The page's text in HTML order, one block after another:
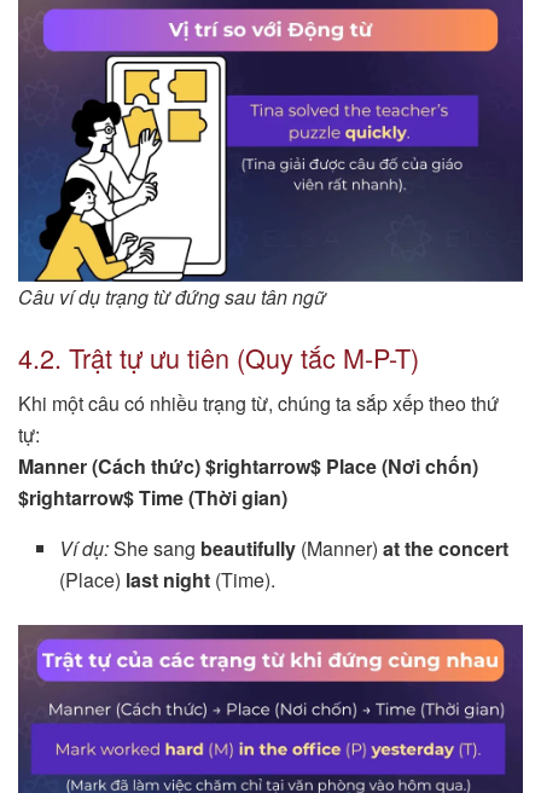
Câu ví dụ trạng từ đứng sau tân ngữ
4.2. Trật tự ưu tiên (Quy tắc M-P-T)
Khi một câu có nhiều trạng từ, chúng ta sắp xếp theo thứ
tự:
Manner (Cách thức) $rightarrow$ Place (Nơi chốn)
$rightarrow$ Time (Thời gian)
Ví dụ:She sang beautifully (Manner)at the concert
(Place) last night (Time).